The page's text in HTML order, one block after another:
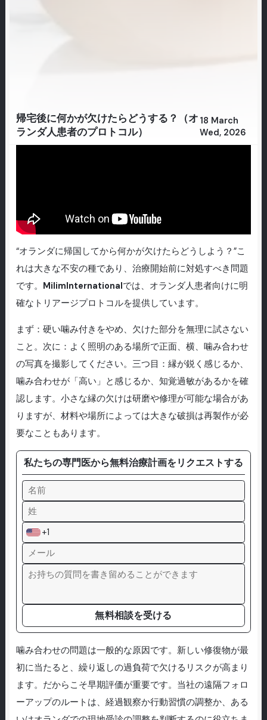
帰宅後に何かが欠けたらどうする？（オ
ランダ人患者のプロトコル）
18 March
Wed, 2026
“オランダに帰国してから何かが欠けたらどうしよう？”こ
れは大きな不安の種であり、治療開始前に対処すべき問題
です。 MilimInternationalでは、オランダ人患者向けに明
確なトリアージプロトコルを提供しています。
まず：硬い噛み付きをやめ、欠けた部分を無理に試さない
こと。次に：よく照明のある場所で正面、横、噛み合わせ
の写真を撮影してください。三つ目：縁が鋭く感じるか、
噛み合わせが「高い」と感じるか、知覚過敏があるかを確
認します。小さな縁の欠けは研磨や修理が可能な場合があ
りますが、材料や場所によっては大きな破損は再製作が必
要なこともあります。
私たちの専門医から無料治療計画をリクエストする
+1
無料相談を受ける
噛み合わせの問題は一般的な原因です。新しい修復物が最
初に当たると、繰り返しの過負荷で欠けるリスクが高まり
ます。だからこそ早期評価が重要です。当社の遠隔フォロ
ーアップのルートは、経過観察か行動習慣の調整か、ある